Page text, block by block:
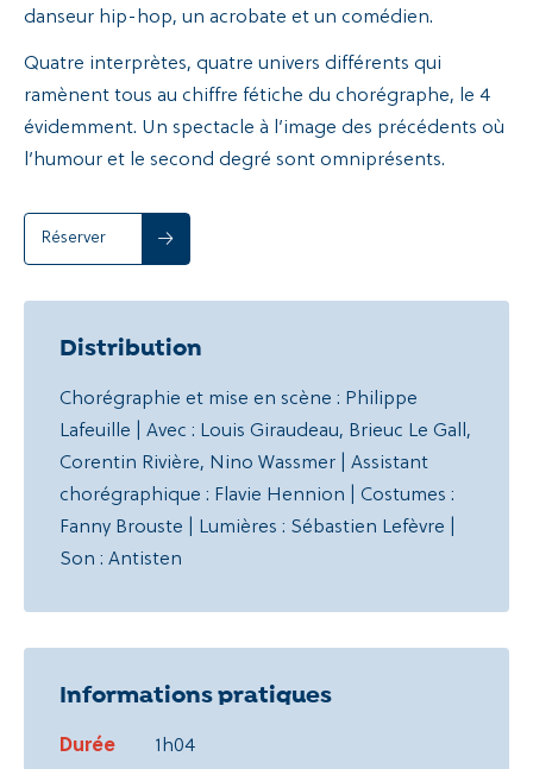
danseur hip-hop, un acrobate et un comédien.
Quatre interprètes, quatre univers différents qui
ramènent tous au chiffre fétiche du chorégraphe, le 4
évidemment. Un spectacle à l’image des précédents où
l’humour et le second degré sont omniprésents.
Réserver
Distribution
Chorégraphie et mise en scène : Philippe
Lafeuille | Avec : Louis Giraudeau, Brieuc Le Gall,
Corentin Rivière, Nino Wassmer | Assistant
chorégraphique : Flavie Hennion | Costumes :
Fanny Brouste | Lumières : Sébastien Lefèvre |
Son : Antisten
Informations pratiques
Durée 1h04